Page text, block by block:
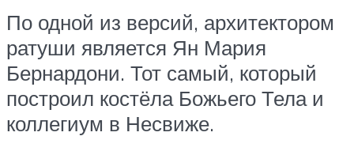
По одной из версий, архитектором
ратуши является Ян Мария
Бернардони. Тот самый, который
построил костёла Божьего Тела и
коллегиум в Несвиже.